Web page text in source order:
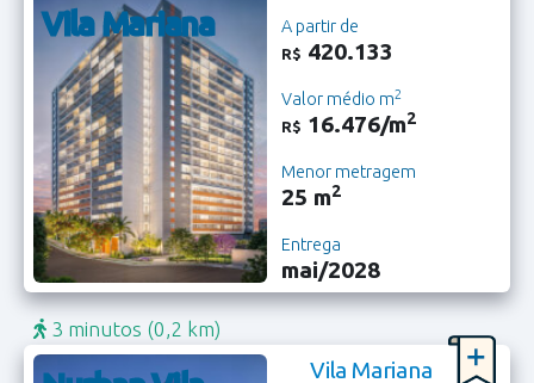
Vila Mariana
A partir de
R$ 420.133
Valor médio m2
R$ 16.476/m2
Menor metragem
25 m2
Entrega
mai/2028
3 minutos (0,2 km)
Vila Mariana